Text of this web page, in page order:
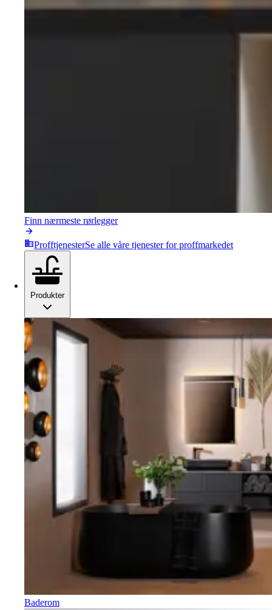
Finn nærmeste rørlegger
ProfftjenesterSe alle våre tjenester for proffmarkedet
Produkter
Baderom